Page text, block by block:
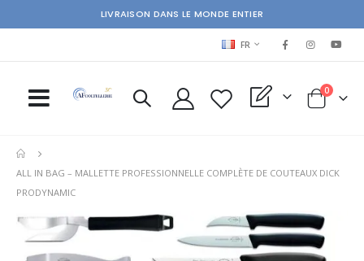
LIVRAISON DANS LE MONDE ENTIER
LANGUAGE
FR
My Quote Cart
0items
ALL IN BAG – MALLETTE PROFESSIONNELLE COMPLÈTE DE COUTEAUX DICK
PRODYNAMIC
Skip
the